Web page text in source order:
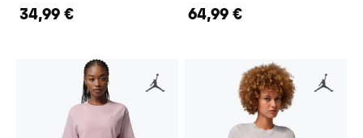
34,99 € 64,99 €